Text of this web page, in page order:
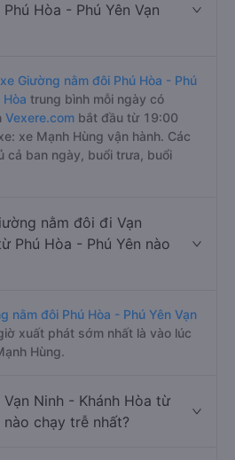
Hòa - Phú Yên Vạn
xe Giường nằm đôi Phú Hòa - Phú
Hòa trung bình mỗi ngày có
Vexere.com bắt đầu từ 19:00
xe Mạnh Hùng vận hành. Các
cả ban ngày, buổi trưa, buổi
nằm đôi đi Vạn
Phú Hòa - Phú Yên nào
nằm đôi Phú Hòa - Phú Yên Vạn
xuất phát sớm nhất là vào lúc
Hùng.
Ninh - Khánh Hòa từ
nào chạy trễ nhất?